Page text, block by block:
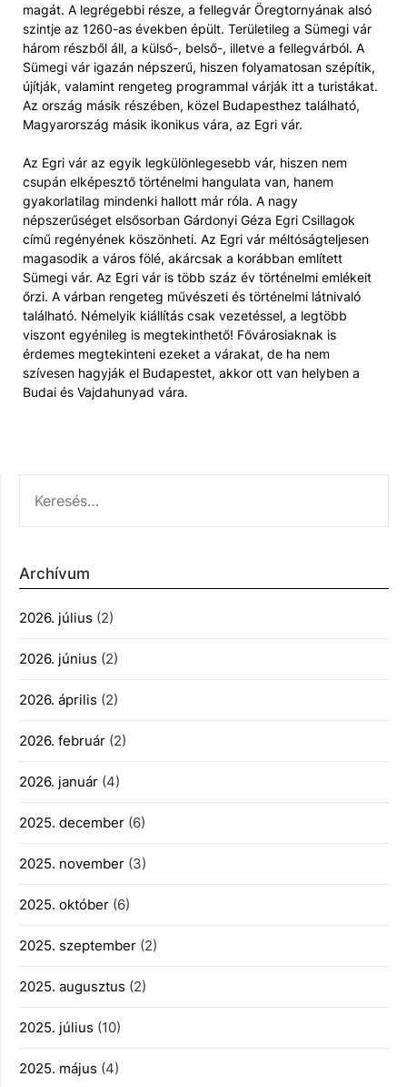
magát. A legrégebbi része, a fellegvár Öregtornyának alsó
szintje az 1260-as években épült. Területileg a Sümegi vár
három részből áll, a külső-, belső-, illetve a fellegvárból. A
Sümegi vár igazán népszerű, hiszen folyamatosan szépítik,
újítják, valamint rengeteg programmal várják itt a turistákat.
Az ország másik részében, közel Budapesthez található,
Magyarország másik ikonikus vára, az Egri vár.
Az Egri vár az egyik legkülönlegesebb vár, hiszen nem
csupán elképesztő történelmi hangulata van, hanem
gyakorlatilag mindenki hallott már róla. A nagy
népszerűséget elsősorban Gárdonyi Géza Egri Csillagok
című regényének köszönheti. Az Egri vár méltóságteljesen
magasodik a város fölé, akárcsak a korábban említett
Sümegi vár. Az Egri vár is több száz év történelmi emlékeit
őrzi. A várban rengeteg művészeti és történelmi látnivaló
található. Némelyik kiállítás csak vezetéssel, a legtöbb
viszont egyénileg is megtekinthető! Fővárosiaknak is
érdemes megtekinteni ezeket a várakat, de ha nem
szívesen hagyják el Budapestet, akkor ott van helyben a
Budai és Vajdahunyad vára.
Archívum
2026. július (2)
2026. június (2)
2026. április (2)
2026. február (2)
2026. január (4)
2025. december (6)
2025. november (3)
2025. október (6)
2025. szeptember (2)
2025. augusztus (2)
2025. július (10)
2025. május (4)